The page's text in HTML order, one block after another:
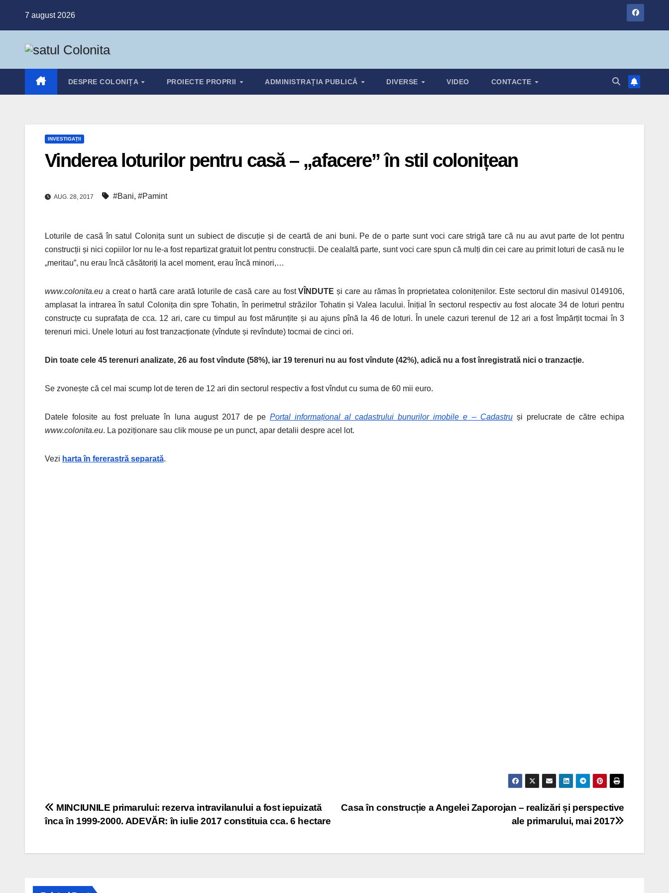
7 august 2026
DESPRE COLONIȚA PROIECTE PROPRII ADMINISTRAȚIA PUBLICĂ DIVERSE VIDEO CONTACTE
INVESTIGAȚII
Vinderea loturilor pentru casă – „afacere” în stil colonițean
AUG. 28, 2017 #Bani, #Pamint
Loturile de casă în satul Colonița sunt un subiect de discuție și de ceartă de ani buni. Pe de o parte sunt voci care strigă tare că nu au avut parte de lot pentru
construcții și nici copiilor lor nu le-a fost repartizat gratuit lot pentru construcții. De cealaltă parte, sunt voci care spun că mulți din cei care au primit loturi de casă nu le
„meritau”, nu erau încă căsătoriți la acel moment, erau încă minori,…
www.colonita.eu a creat o hartă care arată loturile de casă care au fostVÎNDUTE și care au rămas în proprietatea colonițenilor. Este sectorul din masivul 0149106,
amplasat la intrarea în satul Colonița din spre Tohatin, în perimetrul străzilor Tohatin și Valea lacului. Înițial în sectorul respectiv au fost alocate 34 de loturi pentru
construcțe cu suprafața de cca. 12 ari, care cu timpul au fost mărunțite și au ajuns pînă la 46 de loturi. În unele cazuri terenul de 12 ari a fost împărțit tocmai în 3
terenuri mici. Unele loturi au fost tranzacționate (vîndute și revîndute) tocmai de cinci ori.
Din toate cele 45 terenuri analizate, 26 au fost vîndute (58%), iar 19 terenuri nu au fost vîndute (42%), adică nu a fost înregistrată nici o tranzacție.
Se zvonește că cel mai scump lot de teren de 12 ari din sectorul respectiv a fost vîndut cu suma de 60 mii euro.
Datele folosite au fost preluate în luna august 2017 de pe Portal informațional al cadastrului bunurilor imobile e – Cadastruși prelucrate de către echipa
www.colonita.eu. La poziționare sau clik mouse pe un punct, apar detalii despre acel lot.
Vezi harta în fererastră separată.
Navigare
articole
Casa în construcție a Angelei Zaporojan – realizări și perspective
ale primarului, mai 2017
MINCIUNILE primarului: rezerva intravilanului a fost iepuizată
înca în 1999-2000. ADEVĂR: în iulie 2017 constituia cca. 6 hectare